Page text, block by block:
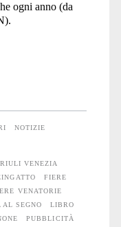
ogni anno (da
NOTIZIE
VENEZIA
FIERE
VENATORIE
SEGNO
LIBRO
PUBBLICITÀ